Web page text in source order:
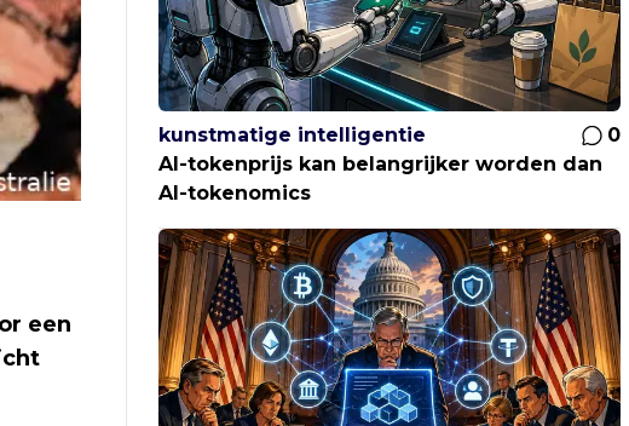
een
kunstmatige intelligentie
0
AI-tokenprijs kan belangrijker worden dan
AI-tokenomics